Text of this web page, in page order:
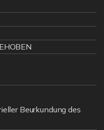
Beurkundung des